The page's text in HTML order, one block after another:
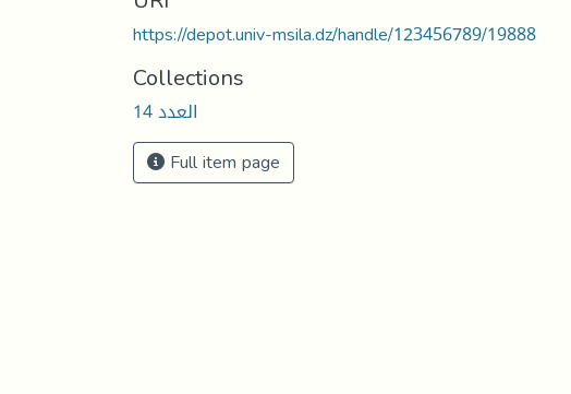
https://depot.univ-msila.dz/handle/123456789/19888
Collections
العدد 14
Full item page